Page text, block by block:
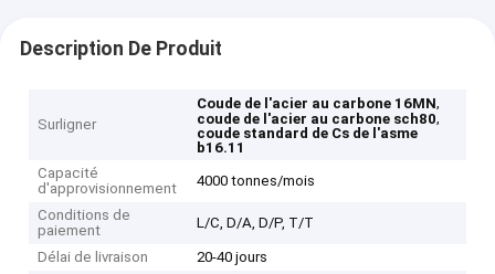
Description De Produit
Surligner
Coude de l'acier au carbone 16MN,
coude de l'acier au carbone sch80,
coude standard de Cs de l'asme
b16.11
Capacité
d'approvisionnement
4000 tonnes/mois
Conditions de
paiement
L/C, D/A, D/P, T/T
Délai de livraison
20-40 jours